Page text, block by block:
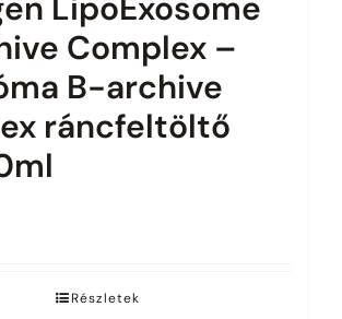
Complex –
B-archive
ráncfeltöltő
Részletek